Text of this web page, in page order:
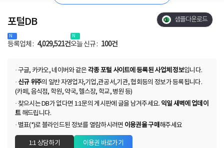
포털DB
등록업체 : 4,029,521건오늘 신규 : 100건
샘플다운로드
· 구글, 카카오, 네이버와 같은 각종 포털 사이트에 등록된 사업체 정보입니다.
· 신규 위주의 일반 자영업자,기업,관공서,기관, 협회등의 정보가 등록됩니다.
(카페, 음식점, 학원, 약국, 헬스장, 학교, 병원 등)
· 찾으시는 DB가 없다면 1:1문의 게시판에 글을 남겨주세요. 익일 새벽에 업데이
트해드립니다.
· 별표(*)로 블라인드된 정보를 열람하시려면 이용권을 구매 해주세요
1:1 상담하기 이용권 바로가기